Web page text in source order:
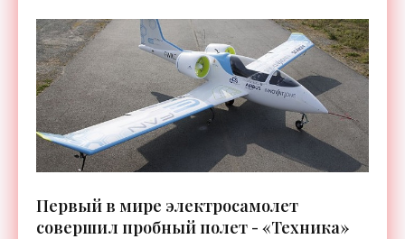
момент, как
Первый в мире электросамолет
совершил пробный полет - «Техника»